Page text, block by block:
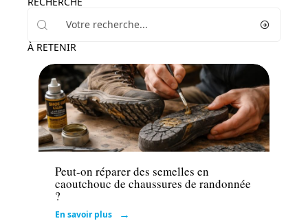
À RETENIR
Maison
Peut-on réparer des semelles en
caoutchouc de chaussures de randonnée
?
En savoir plus